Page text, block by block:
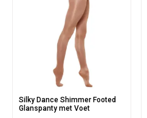
Silky Dance Shimmer Footed
Glanspanty met Voet